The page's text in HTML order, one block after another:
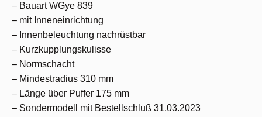
– Bauart WGye 839
– mit Inneneinrichtung
– Innenbeleuchtung nachrüstbar
– Kurzkupplungskulisse
– Normschacht
– Mindestradius 310 mm
– Länge über Puffer 175 mm
– Sondermodell mit Bestellschluß 31.03.2023